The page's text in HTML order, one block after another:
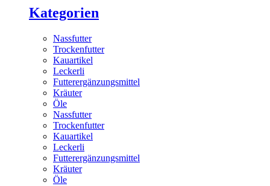
Kategorien
Nassfutter
Trockenfutter
Kauartikel
Leckerli
Futterergänzungsmittel
Kräuter
Öle
Nassfutter
Trockenfutter
Kauartikel
Leckerli
Futterergänzungsmittel
Kräuter
Öle